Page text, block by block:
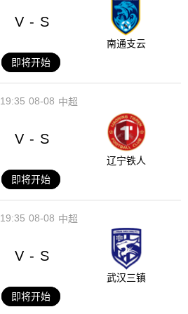
V - S
南通支云
即将开始
08-08
19:35 中超
V - S
辽宁铁人
即将开始
08-08
19:35 中超
V - S
武汉三镇
即将开始